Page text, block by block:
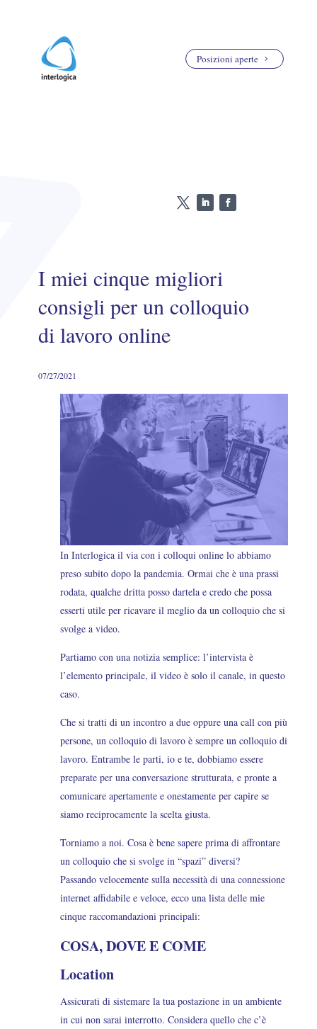
Posizioni aperte
I miei cinque migliori
consigli per un colloquio
di lavoro online
07/27/2021
In Interlogica il via con i colloqui online lo abbiamo
preso subito dopo la pandemia. Ormai che è una prassi
rodata, qualche dritta posso dartela e credo che possa
esserti utile per ricavare il meglio da un colloquio che si
svolge a video.
Partiamo con una notizia semplice: l’intervista è
l’elemento principale, il video è solo il canale, in questo
caso.
Che si tratti di un incontro a due oppure una call con più
persone, un colloquio di lavoro è sempre un colloquio di
lavoro. Entrambe le parti, io e te, dobbiamo essere
preparate per una conversazione strutturata, e pronte a
comunicare apertamente e onestamente per capire se
siamo reciprocamente la scelta giusta.
Torniamo a noi. Cosa è bene sapere prima di affrontare
un colloquio che si svolge in “spazi” diversi?
Passando velocemente sulla necessità di una connessione
internet affidabile e veloce, ecco una lista delle mie
cinque raccomandazioni principali:
COSA, DOVE E COME
Location
Assicurati di sistemare la tua postazione in un ambiente
in cui non sarai interrotto. Considera quello che c’è